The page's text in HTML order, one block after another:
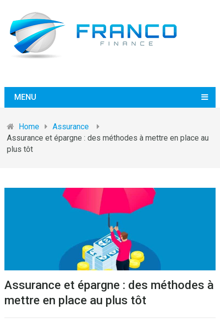
MENU
Home
Assurance
Assurance et épargne : des méthodes à mettre en place au
plus tôt
Assurance et épargne : des méthodes à
mettre en place au plus tôt